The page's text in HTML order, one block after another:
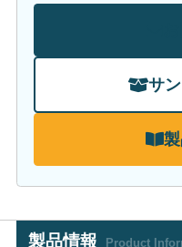
サ
製品情報 Product